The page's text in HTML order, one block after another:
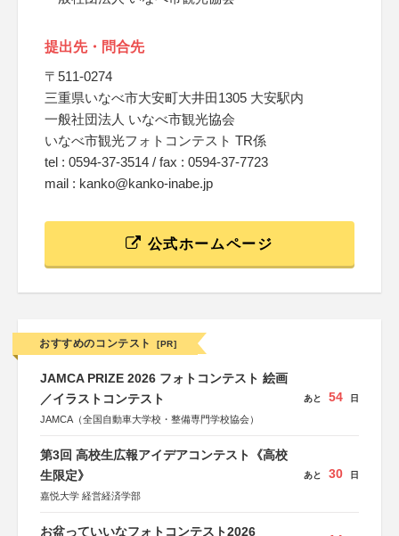
提出先・問合先
〒511-0274
三重県いなべ市大安町大井田1305 大安駅内
一般社団法人 いなべ市観光協会
いなべ市観光フォトコンテスト TR係
tel : 0594-37-3514 / fax : 0594-37-7723
mail : kanko@kanko-inabe.jp
公式ホームページ
おすすめのコンテスト [PR]
JAMCA PRIZE 2026 フォトコンテスト 絵画
／イラストコンテスト
JAMCA（全国自動車大学校・整備専門学校協会）
あと 54 日
第3回 高校生広報アイデアコンテスト《高校
生限定》
嘉悦大学 経営経済学部
あと 30 日
お盆っていいなフォトコンテスト2026